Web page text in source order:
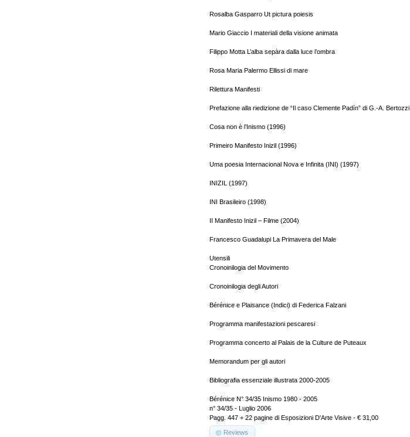
Rosalba Gasparro Ut pictura poiesis
Mario Giaccio I materiali della visione animata
Filippo Motta L’alba sepàra dalla luce l’ombra
Rosa Maria Palermo Ellissi di mare
Rilettura Manifesti
Prefazione alla riedizione de “Il caso Clemente Padín” di G.-A. Bertozzi
Cosa non è l’Inismo (1996)
Primeiro Manifesto Inizil (1996)
Uma poesia Internacional Nova e Infinita (INI) (1997)
INIZIL (1997)
INI Brasileiro (1998)
II Manifesto Inizil – Filme (2004)
Francesco Guadalupi La Primavera del Male
Utensili
Cronoinilogia del Movimento
Cronoinilogia degli Autori
Bérénice e Plaisance (Indici) di Federica Falzani
Programma manifestazioni pescaresi
Programma concerto al Palais de la Culture de Puteaux
Memorandum per gli autori
Bibliografia essenziale illustrata 2000-2005
Bérénice N° 34/35 Inismo 1980 - 2005
n° 34/35 - Luglio 2006
Pagg. 447 + 22 pagine di Esposizioni D'Arte Visive - € 31,00
Reviews